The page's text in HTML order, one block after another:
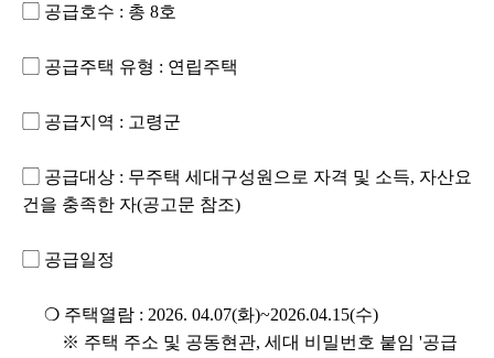
공급호수 : 총 8호
공급주택 유형 : 연립주택
공급지역 : 고령군
공급대상 : 무주택 세대구성원으로 자격 및 소득, 자산요
건을 충족한 자(공고문 참조)
공급일정
❍ 주택열람 : 2026. 04.07(화)~2026.04.15(수)
※ 주택 주소 및 공동현관, 세대 비밀번호 붙임 '공급